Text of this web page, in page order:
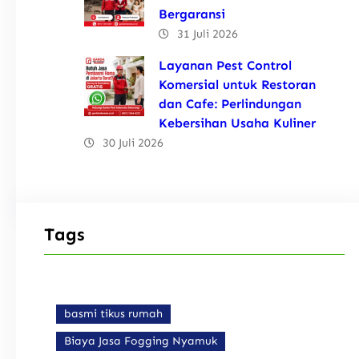
Bergaransi
31 Juli 2026
Layanan Pest Control
Komersial untuk Restoran
dan Cafe: Perlindungan
Kebersihan Usaha Kuliner
30 Juli 2026
Tags
basmi tikus rumah
Biaya Jasa Fogging Nyamuk